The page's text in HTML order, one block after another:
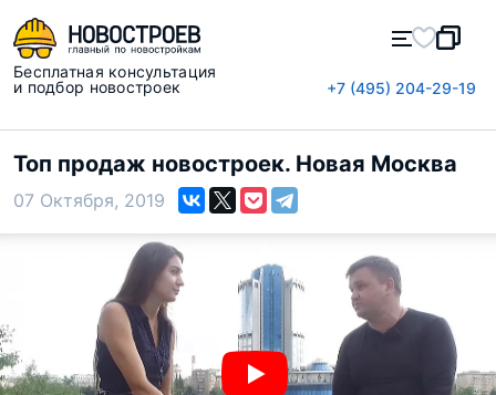
Бесплатная консультация
и подбор новостроек
+7 (495) 204-29-19
Топ продаж новостроек. Новая Москва
07 Октября, 2019